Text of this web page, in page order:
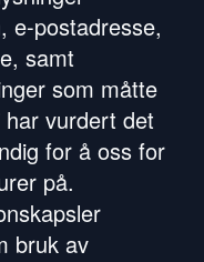
e-postadresse,
samt
som måtte
vurdert det
for å oss for
på.
bruk av